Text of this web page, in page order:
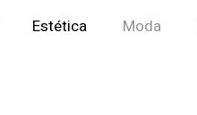
Estética Moda